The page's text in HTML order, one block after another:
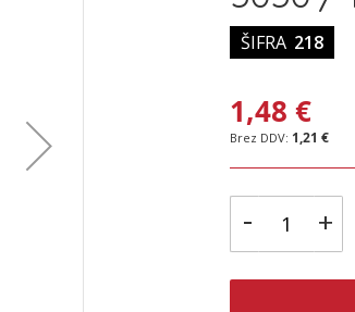
ŠIFRA 218
1,48 €
1,21 €
- +